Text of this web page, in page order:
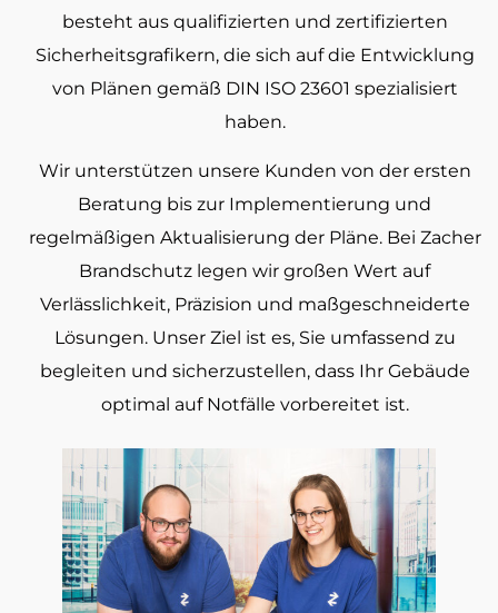
besteht aus qualifizierten und zertifizierten
Sicherheitsgrafikern, die sich auf die Entwicklung
von Plänen gemäß DIN ISO 23601 spezialisiert
haben.
Wir unterstützen unsere Kunden von der ersten
Beratung bis zur Implementierung und
regelmäßigen Aktualisierung der Pläne. Bei Zacher
Brandschutz legen wir großen Wert auf
Verlässlichkeit, Präzision und maßgeschneiderte
Lösungen. Unser Ziel ist es, Sie umfassend zu
begleiten und sicherzustellen, dass Ihr Gebäude
optimal auf Notfälle vorbereitet ist.